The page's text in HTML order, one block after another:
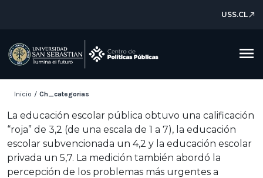
USS.CLnorth_east
menu
Inicio / Ch_categorias
La educación escolar pública obtuvo una calificación
“roja” de 3,2 (de una escala de 1 a 7), la educación
escolar subvencionada un 4,2 y la educación escolar
privada un 5,7. La medición también abordó la
percepción de los problemas más urgentes a